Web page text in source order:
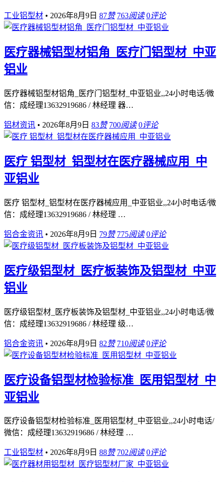
工业铝型材 • 2026年8月9日 87赞 763阅读 0评论
医疗器械铝型材铝角_医疗门铝型材_中亚
铝业
医疗器械铝型材铝角_医疗门铝型材_中亚铝业,,24小时电话/微
信：成经理13632919686 / 林经理 器…
铝材资讯 • 2026年8月9日 83赞 700阅读 0评论
医疗 铝型材_铝型材在医疗器械应用_中
亚铝业
医疗 铝型材_铝型材在医疗器械应用_中亚铝业,,24小时电话/微
信：成经理13632919686 / 林经理 …
铝合金资讯 • 2026年8月9日 79赞 775阅读 0评论
医疗级铝型材_医疗板装饰及铝型材_中亚
铝业
医疗级铝型材_医疗板装饰及铝型材_中亚铝业,,24小时电话/微
信：成经理13632919686 / 林经理 级…
铝合金资讯 • 2026年8月9日 82赞 710阅读 0评论
医疗设备铝型材检验标准_医用铝型材_中
亚铝业
医疗设备铝型材检验标准_医用铝型材_中亚铝业,,24小时电话/
微信：成经理13632919686 / 林经理 …
工业铝型材 • 2026年8月9日 88赞 702阅读 0评论